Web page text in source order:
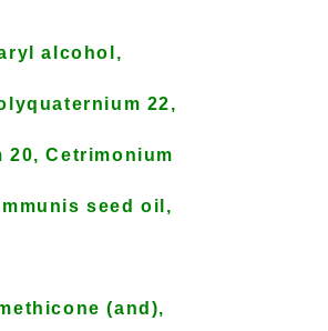
alcohol,
22,
20, Cetrimonium
seed oil,
(and),